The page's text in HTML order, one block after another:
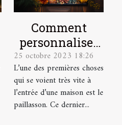
Comment
personnaliser
votre
paillasson ?
25 octobre 2023 18:26
L’une des premières choses
qui se voient très vite à
l’entrée d’une maison est le
paillasson. Ce dernier...